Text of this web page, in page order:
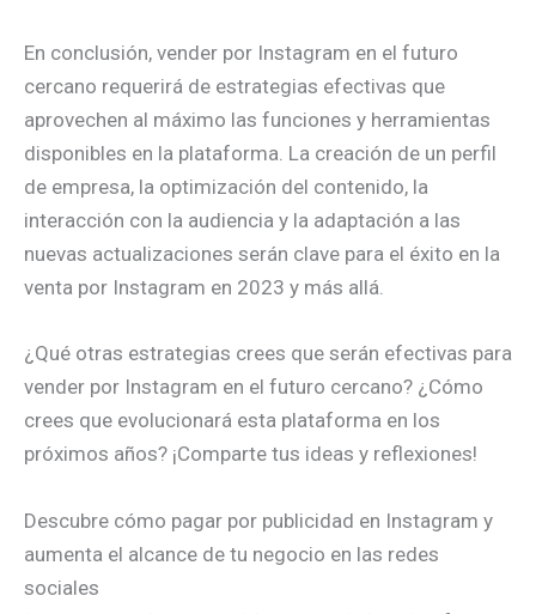
En conclusión, vender por Instagram en el futuro
cercano requerirá de estrategias efectivas que
aprovechen al máximo las funciones y herramientas
disponibles en la plataforma. La creación de un perfil
de empresa, la optimización del contenido, la
interacción con la audiencia y la adaptación a las
nuevas actualizaciones serán clave para el éxito en la
venta por Instagram en 2023 y más allá.
¿Qué otras estrategias crees que serán efectivas para
vender por Instagram en el futuro cercano? ¿Cómo
crees que evolucionará esta plataforma en los
próximos años? ¡Comparte tus ideas y reflexiones!
Descubre cómo pagar por publicidad en Instagram y
aumenta el alcance de tu negocio en las redes
sociales